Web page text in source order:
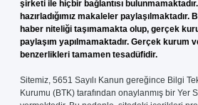
şirketi ile hiçbir bağlantısı
hazırladığımız makaleler
haber niteliği taşımamakta olup, gerçek
paylaşım yapılmamaktadır. Gerçek kurum
benzerlikleri tamamen tesadüfidir.
Sitemiz, 5651 Sayılı Kanun gereğince Bilgi
Kurumu (BTK) tarafından onaylanmış bir Yer